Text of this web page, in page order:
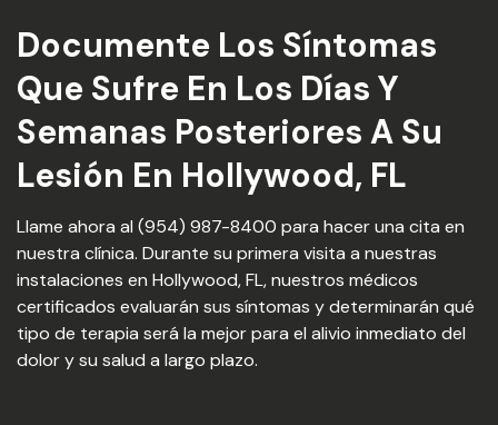
Documente Los Síntomas
Que Sufre En Los Días Y
Semanas Posteriores A Su
Lesión En Hollywood, FL
Llame ahora al (954) 987-8400 para hacer una cita en
nuestra clínica. Durante su primera visita a nuestras
instalaciones en Hollywood, FL, nuestros médicos
certificados evaluarán sus síntomas y determinarán qué
tipo de terapia será la mejor para el alivio inmediato del
dolor y su salud a largo plazo.